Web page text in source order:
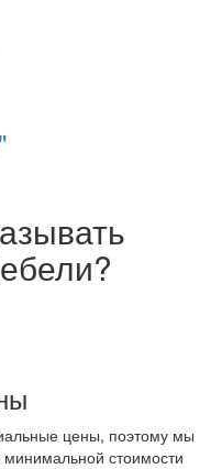
цены, поэтому мы
стоимости